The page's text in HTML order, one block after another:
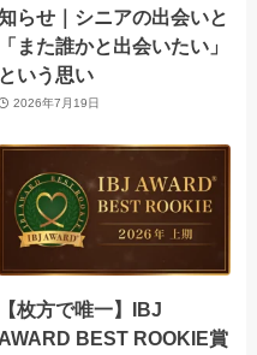
らせ｜シニアの出会いと
「また誰かと出会いたい」
という思い
2026年7月19日
【枚方で唯一】IBJ
AWARD BEST ROOKIE賞